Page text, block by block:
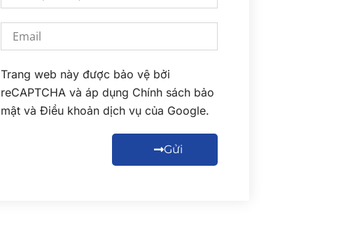
Trang web này được bảo vệ bởi
reCAPTCHA và áp dụng Chính sách bảo
mật và Điều khoản dịch vụ của Google.
Gửi